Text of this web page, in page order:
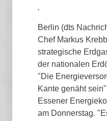
.
Berlin (dts
Chef Markus
strategische
der nationalen
"Die
Kante genäht
Essener
am Donnerstag.